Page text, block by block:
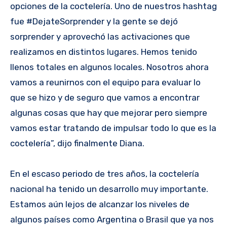
opciones de la coctelería. Uno de nuestros hashtag
fue #DejateSorprender y la gente se dejó
sorprender y aprovechó las activaciones que
realizamos en distintos lugares. Hemos tenido
llenos totales en algunos locales. Nosotros ahora
vamos a reunirnos con el equipo para evaluar lo
que se hizo y de seguro que vamos a encontrar
algunas cosas que hay que mejorar pero siempre
vamos estar tratando de impulsar todo lo que es la
coctelería”, dijo finalmente Diana.
En el escaso periodo de tres años, la coctelería
nacional ha tenido un desarrollo muy importante.
Estamos aún lejos de alcanzar los niveles de
algunos países como Argentina o Brasil que ya nos